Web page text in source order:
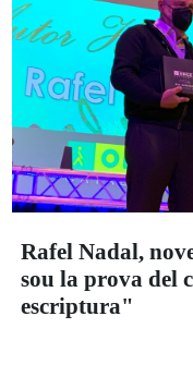
Rafel Nadal,
sou la prova del
escriptura"